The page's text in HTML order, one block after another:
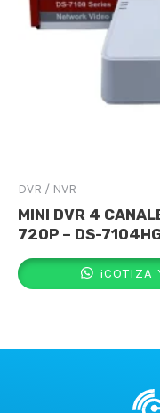
DVR / NVR
MINI DVR 4
720P – DS-